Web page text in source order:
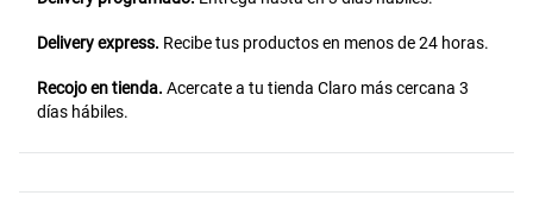
Delivery express. Recibe tus productos en menos de 24 horas.
Recojo en tienda. Acercate a tu tienda Claro más cercana 3
días hábiles.